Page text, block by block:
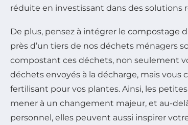
réduite en investissant dans des solutions
De plus, pensez à intégrer le compostage
près d’un tiers de nos déchets ménagers
compostant ces déchets, non seulement
déchets envoyés à la décharge, mais vous
fertilisant pour vos plantes. Ainsi, les
mener à un changement majeur, et au-
personnel, elles peuvent aussi inspirer